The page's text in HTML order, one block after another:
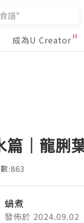
成為U Creator
篇｜龍脷
:863
蝸煮
發佈於 2024.09.02